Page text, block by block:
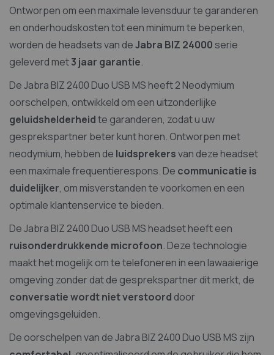
Ontworpen om een maximale levensduur te garanderen
en onderhoudskosten tot een minimum te beperken,
worden de headsets van deJabra BIZ 24000 serie
geleverd met3 jaar garantie.
De Jabra BIZ 2400 Duo USB MS heeft 2 Neodymium
oorschelpen, ontwikkeld om een uitzonderlijke
geluidshelderheidte garanderen, zodat u uw
gesprekspartner beter kunt horen. Ontworpen met
neodymium, hebben de luidsprekersvan deze headset
een maximale frequentierespons. De communicatie is
duidelijker, om misverstanden te voorkomen en een
optimale klantenservice te bieden.
De Jabra BIZ 2400 Duo USB MS headset heeft een
ruisonderdrukkende microfoon. Deze technologie
maakt het mogelijk om te telefoneren in een lawaaierige
omgeving zonder dat de gesprekspartner dit merkt, de
conversatie wordt niet verstoord door
omgevingsgeluiden.
De oorschelpen van de Jabra BIZ 2400 Duo USB MS zijn